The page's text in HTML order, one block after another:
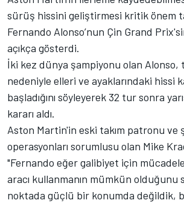
sürüş hissini geliştirmesi kritik önem
Fernando Alonso’nun Çin Grand
açıkça gösterdi.
İki kez dünya şampiyonu olan
nedeniyle elleri ve ayaklarındaki hissi
başladığını söyleyerek 32 tur sonra
kararı aldı.
Aston Martin'in eski takım patronu ve
operasyonları sorumlusu olan Mike
"Fernando eğer galibiyet için
aracı kullanmanın mümkün olduğunu
noktada güçlü bir konumda değildik,